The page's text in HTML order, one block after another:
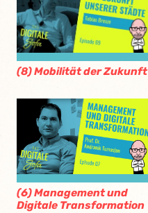
(8) Mobilität der Zukunft
(6) Management und
Digitale Transformation